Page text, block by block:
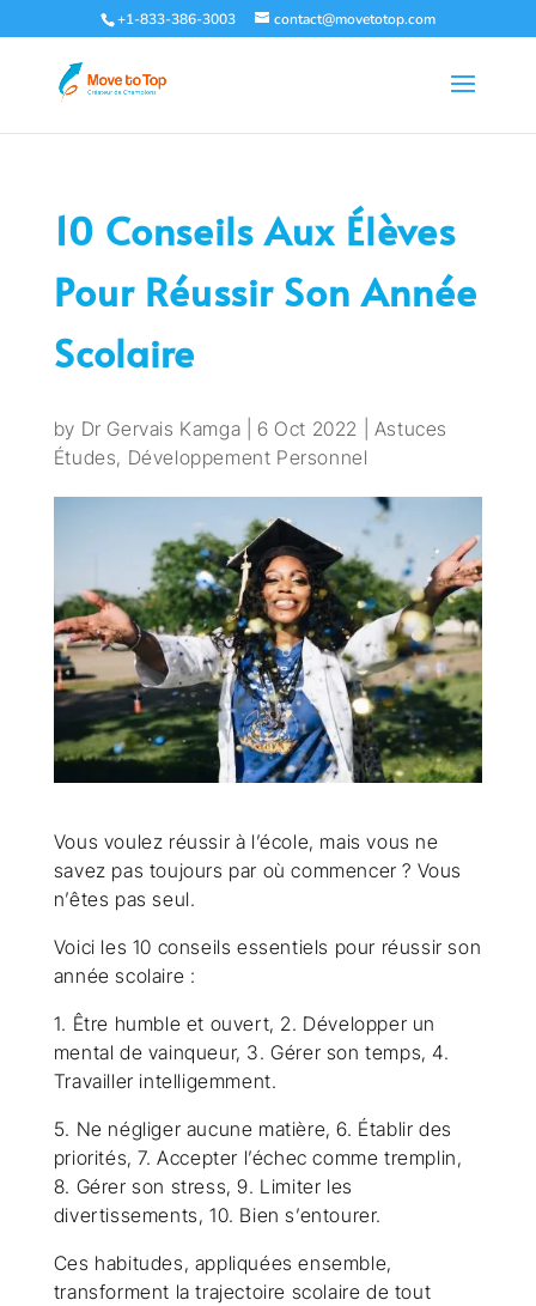
+1-833-386-3003 contact@movetotop.com
10 Conseils Aux Élèves
Pour Réussir Son Année
Scolaire
by Dr Gervais Kamga |6 Oct 2022
Astuces
Études, Développement Personnel
Vous voulez réussir à l’école, mais vous ne
savez pas toujours par où commencer ? Vous
n’êtes pas seul.
Voici les 10 conseils essentiels pour réussir son
année scolaire :
1. Être humble et ouvert, 2. Développer un
mental de vainqueur, 3. Gérer son temps, 4.
Travailler intelligemment.
5. Ne négliger aucune matière, 6. Établir des
priorités, 7. Accepter l’échec comme tremplin,
8. Gérer son stress, 9. Limiter les
divertissements, 10. Bien s’entourer.
Ces habitudes, appliquées ensemble,
transforment la trajectoire scolaire de tout